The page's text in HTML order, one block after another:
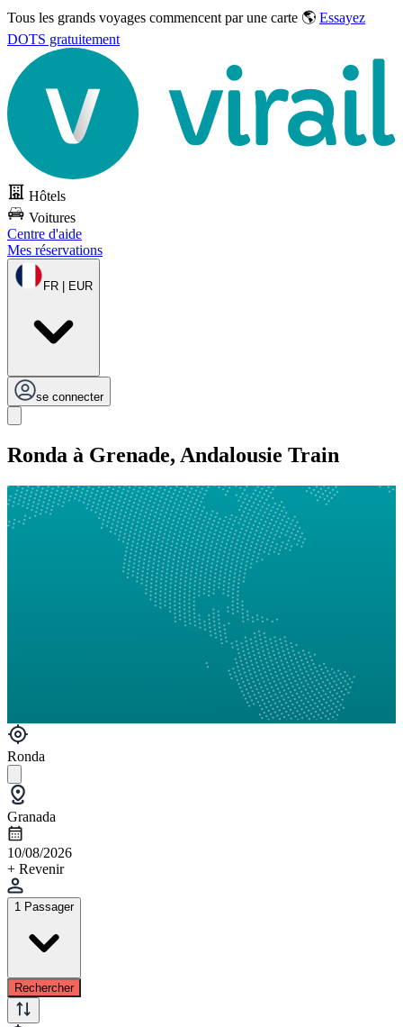
Tous les grands voyages commencent par une carte 🌎 Essayez
DOTS gratuitement
Hôtels
Voitures
Centre d'aide
Mes réservations
FR | EUR
se connecter
Ronda à Grenade, Andalousie Train
Ronda
Granada
10/08/2026
+ Revenir
1 Passager
Rechercher